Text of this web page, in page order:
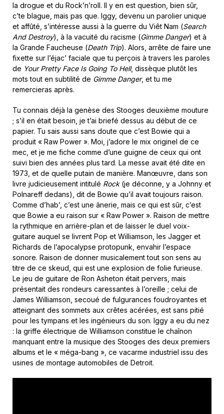
la drogue et du Rock’n’roll. Il y en est question, bien sûr,
c’te blague, mais pas que. Iggy, devenu un parolier unique
et affûté, s’intéresse aussi à la guerre du Viêt Nam (Search
And Destroy), à la vacuité du racisme (Gimme Danger) et à
la Grande Faucheuse (Death Trip). Alors, arrête de faire une
fixette sur l’éjac’ faciale que tu perçois à travers les paroles
de Your Pretty Face Is Going To Hell, dissèque plutôt les
mots tout en subtilité de Gimme Danger, et tu me
remercieras après.
Tu connais déjà la genèse des Stooges deuxième mouture
; s’il en était besoin, je t’ai briefé dessus au début de ce
papier. Tu sais aussi sans doute que c’est Bowie qui a
produit « Raw Power ». Moi, j’adore le mix originel de ce
mec, et je me fiche comme d’une guigne de ceux qui ont
suivi bien des années plus tard. La messe avait été dite en
1973, et de quelle putain de manière. Manœuvre, dans son
livre judicieusement intitulé Rock(je déconne, y a Johnny et
Polnareff dedans), dit de Bowie qu’il avait toujours raison.
Comme d’hab’, c’est une ânerie, mais ce qui est sûr, c’est
que Bowie a eu raison sur « Raw Power ». Raison de mettre
la rythmique en arrière-plan et de laisser le duel voix-
guitare auquel se livrent Pop et Williamson, les Jagger et
Richards de l’apocalypse protopunk, envahir l’espace
sonore. Raison de donner musicalement tout son sens au
titre de ce skeud, qui est une explosion de folie furieuse.
Le jeu de guitare de Ron Asheton était pervers, mais
présentait des rondeurs caressantes à l’oreille ; celui de
James Williamson, secoué de fulgurances foudroyantes et
atteignant des sommets aux crêtes acérées, est sans pitié
pour les tympans et les ingénieurs du son. Iggy a eu du nez
: la griffe électrique de Williamson constitue le chaînon
manquant entre la musique des Stooges des deux premiers
albums et le « méga-bang », ce vacarme industriel issu des
usines de montage automobiles de Detroit.